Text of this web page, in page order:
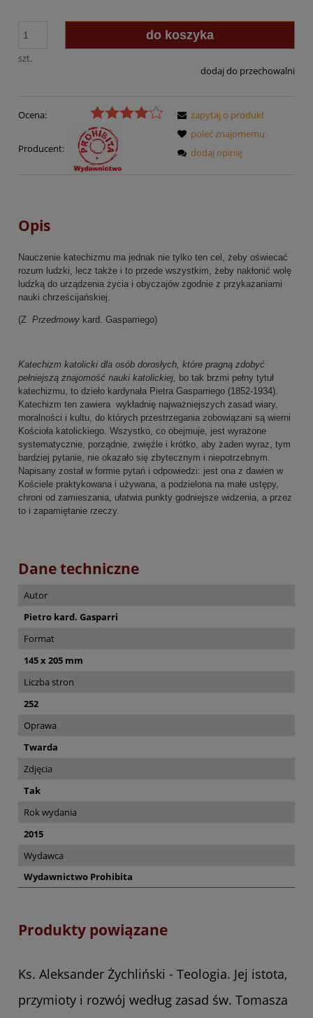
szt.
do koszyka
dodaj do przechowalni
Ocena:
Producent:
zapytaj o produkt
poleć znajomemu
dodaj opinię
Opis
Nauczenie katechizmu ma jednak nie tylko ten cel, żeby oświecać
rozum ludzki, lecz także i to przede wszystkim, żeby nakłonić wolę
ludzką do urządzenia życia i obyczajów zgodnie z przykazaniami
nauki chrześcijańskiej.
(Z Przedmowy kard. Gasparriego)
Katechizm katolicki dla osób dorosłych, które pragną zdobyć
pełniejszą znajomość nauki katolickiej,
bo tak brzmi pełny tytuł
katechizmu, to dzieło kardynała Pietra Gasparriego (1852-1934).
Katechizm ten zawiera wykładnię najważniejszych zasad wiary,
moralności i kultu, do których przestrzegania zobowiązani są wierni
Kościoła katolickiego. Wszystko, co obejmuje, jest wyrażone
systematycznie, porządnie, zwięźle i krótko, aby żaden wyraz, tym
bardziej pytanie, nie okazało się zbytecznym i niepotrzebnym.
Napisany został w formie pytań i odpowiedzi: jest ona z dawien w
Kościele praktykowana i używana, a podzielona na małe ustępy,
chroni od zamieszania, ułatwia punkty godniejsze widzenia, a przez
to i zapamiętanie rzeczy.
Dane techniczne
Autor
Pietro kard. Gasparri
Format
145 x 205 mm
Liczba stron
252
Oprawa
Twarda
Zdjęcia
Tak
Rok wydania
2015
Wydawca
Wydawnictwo Prohibita
Produkty powiązane
Ks. Aleksander Żychliński - Teologia. Jej istota,
przymioty i rozwój według zasad św. Tomasza